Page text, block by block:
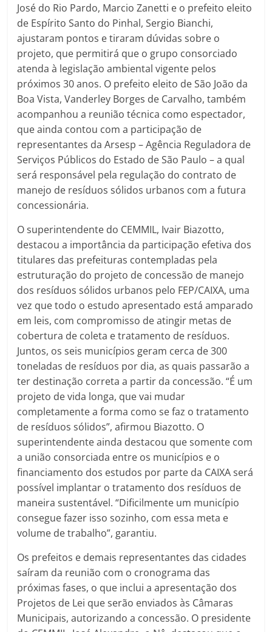
José do Rio Pardo, Marcio Zanetti e o prefeito eleito
de Espírito Santo do Pinhal, Sergio Bianchi,
ajustaram pontos e tiraram dúvidas sobre o
projeto, que permitirá que o grupo consorciado
atenda à legislação ambiental vigente pelos
próximos 30 anos. O prefeito eleito de São João da
Boa Vista, Vanderley Borges de Carvalho, também
acompanhou a reunião técnica como espectador,
que ainda contou com a participação de
representantes da Arsesp – Agência Reguladora de
Serviços Públicos do Estado de São Paulo – a qual
será responsável pela regulação do contrato de
manejo de resíduos sólidos urbanos com a futura
concessionária.
O superintendente do CEMMIL, Ivair Biazotto,
destacou a importância da participação efetiva dos
titulares das prefeituras contempladas pela
estruturação do projeto de concessão de manejo
dos resíduos sólidos urbanos pelo FEP/CAIXA, uma
vez que todo o estudo apresentado está amparado
em leis, com compromisso de atingir metas de
cobertura de coleta e tratamento de resíduos.
Juntos, os seis municípios geram cerca de 300
toneladas de resíduos por dia, as quais passarão a
ter destinação correta a partir da concessão. “É um
projeto de vida longa, que vai mudar
completamente a forma como se faz o tratamento
de resíduos sólidos”, afirmou Biazotto. O
superintendente ainda destacou que somente com
a união consorciada entre os municípios e o
financiamento dos estudos por parte da CAIXA será
possível implantar o tratamento dos resíduos de
maneira sustentável. “Dificilmente um município
consegue fazer isso sozinho, com essa meta e
volume de trabalho”, garantiu.
Os prefeitos e demais representantes das cidades
saíram da reunião com o cronograma das
próximas fases, o que inclui a apresentação dos
Projetos de Lei que serão enviados às Câmaras
Municipais, autorizando a concessão. O presidente